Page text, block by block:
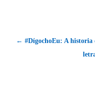
← #DígochoEu: A historia